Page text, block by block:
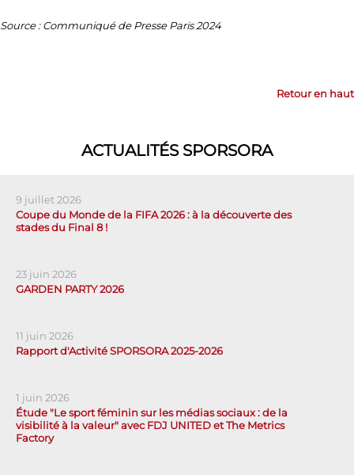
Source : Communiqué de Presse Paris 2024
Retour en haut
ACTUALITÉS SPORSORA
9 juillet 2026
Coupe du Monde de la FIFA 2026 : à la découverte des
stades du Final 8 !
23 juin 2026
GARDEN PARTY 2026
11 juin 2026
Rapport d'Activité SPORSORA 2025-2026
1 juin 2026
Étude "Le sport féminin sur les médias sociaux : de la
visibilité à la valeur" avec FDJ UNITED et The Metrics
Factory